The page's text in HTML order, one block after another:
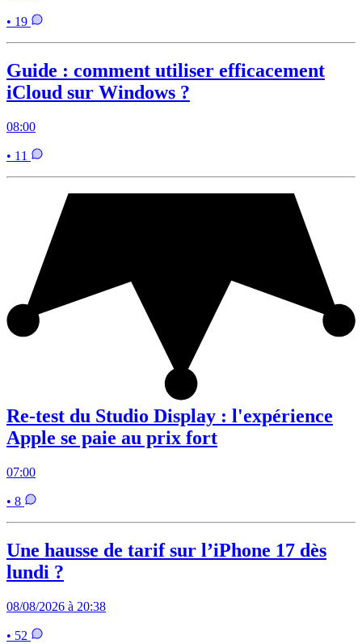
• 19
Guide : comment utiliser efficacement
iCloud sur Windows ?
08:00
• 11
Re-test du Studio Display : l'expérience
Apple se paie au prix fort
07:00
• 8
Une hausse de tarif sur l’iPhone 17 dès
lundi ?
08/08/2026 à 20:38
• 52